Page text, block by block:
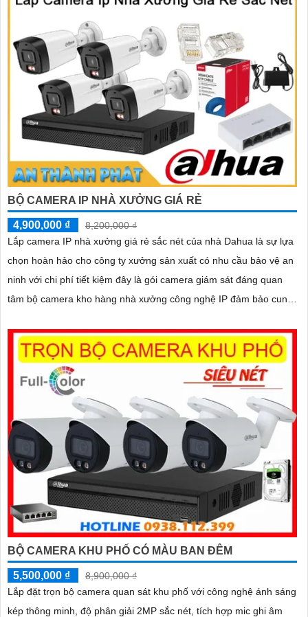
BỘ CAMERA IP NHÀ XƯỞNG GIÁ RẺ
4,900,000 ₫
8,200,000 ₫
Lắp camera IP nhà xưởng giá rẻ sắc nét của nhà Dahua là sự lựa
chọn hoàn hảo cho công ty xưởng sản xuất có nhu cầu bảo vệ an
ninh với chi phí tiết kiệm đây là gói camera giám sát đáng quan
tâm bộ camera kho hàng nhà xưởng công nghệ IP đảm bảo cung
camera camera IP Dahua bảo vệ an ninh cho xưởng sản xuất
tuyệt đối.
BỘ CAMERA KHU PHỐ CÓ MÀU BAN ĐÊM
5,500,000 ₫
8,900,000 ₫
Lắp đặt trọn bộ camera quan sát khu phố với công nghệ ánh sáng
kép thông minh, độ phân giải 2MP sắc nét, tích hợp mic ghi âm